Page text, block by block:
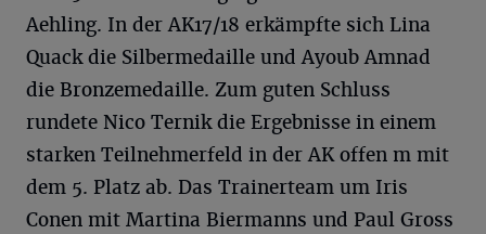
Aehling. In der AK17/18 erkämpfte sich Lina
Quack die Silbermedaille und Ayoub Amnad
die Bronzemedaille. Zum guten Schluss
rundete Nico Ternik die Ergebnisse in einem
starken Teilnehmerfeld in der AK offen m mit
dem 5. Platz ab. Das Trainerteam um Iris
Conen mit Martina Biermanns und Paul Gross